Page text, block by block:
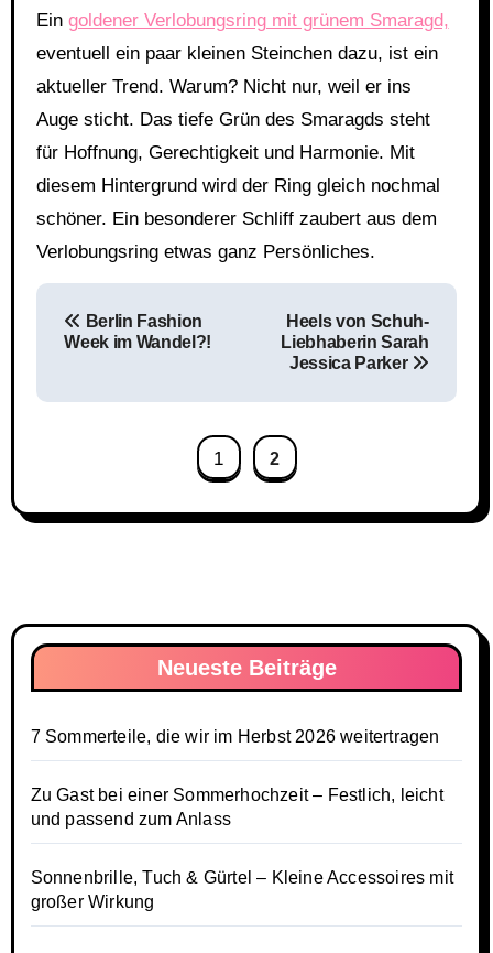
Ein goldener Verlobungsring mit grünem Smaragd,
eventuell ein paar kleinen Steinchen dazu, ist ein
aktueller Trend. Warum? Nicht nur, weil er ins
Auge sticht. Das tiefe Grün des Smaragds steht
für Hoffnung, Gerechtigkeit und Harmonie. Mit
diesem Hintergrund wird der Ring gleich nochmal
schöner. Ein besonderer Schliff zaubert aus dem
Verlobungsring etwas ganz Persönliches.
Beitragsnavigation
Berlin Fashion
Week im Wandel?!
Heels von Schuh-
Liebhaberin Sarah
Jessica Parker
1 2
Neueste Beiträge
7 Sommerteile, die wir im Herbst 2026 weitertragen
Zu Gast bei einer Sommerhochzeit – Festlich, leicht
und passend zum Anlass
Sonnenbrille, Tuch & Gürtel – Kleine Accessoires mit
großer Wirkung